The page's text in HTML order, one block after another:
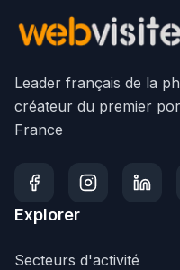
Leader français de la
créateur du premier
France
Explorer
Secteurs d'activité